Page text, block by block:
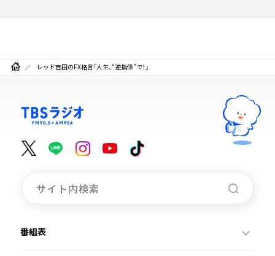
レッド吉田のFX格言「人生、“逆指値”で！」
番組表